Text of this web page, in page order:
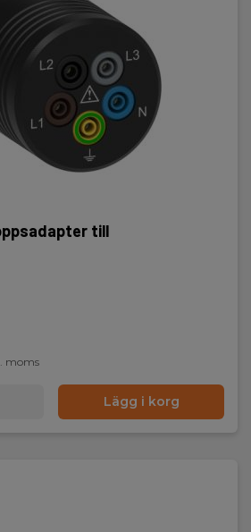
till
moms
Lägg i korg